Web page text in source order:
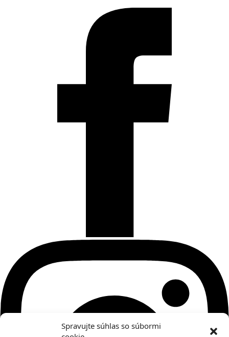
Spravujte súhlas so súbormi